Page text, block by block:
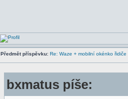
Předmět příspěvku: Re: Waze + mobilní okénko řidiče
bxmatus píše: